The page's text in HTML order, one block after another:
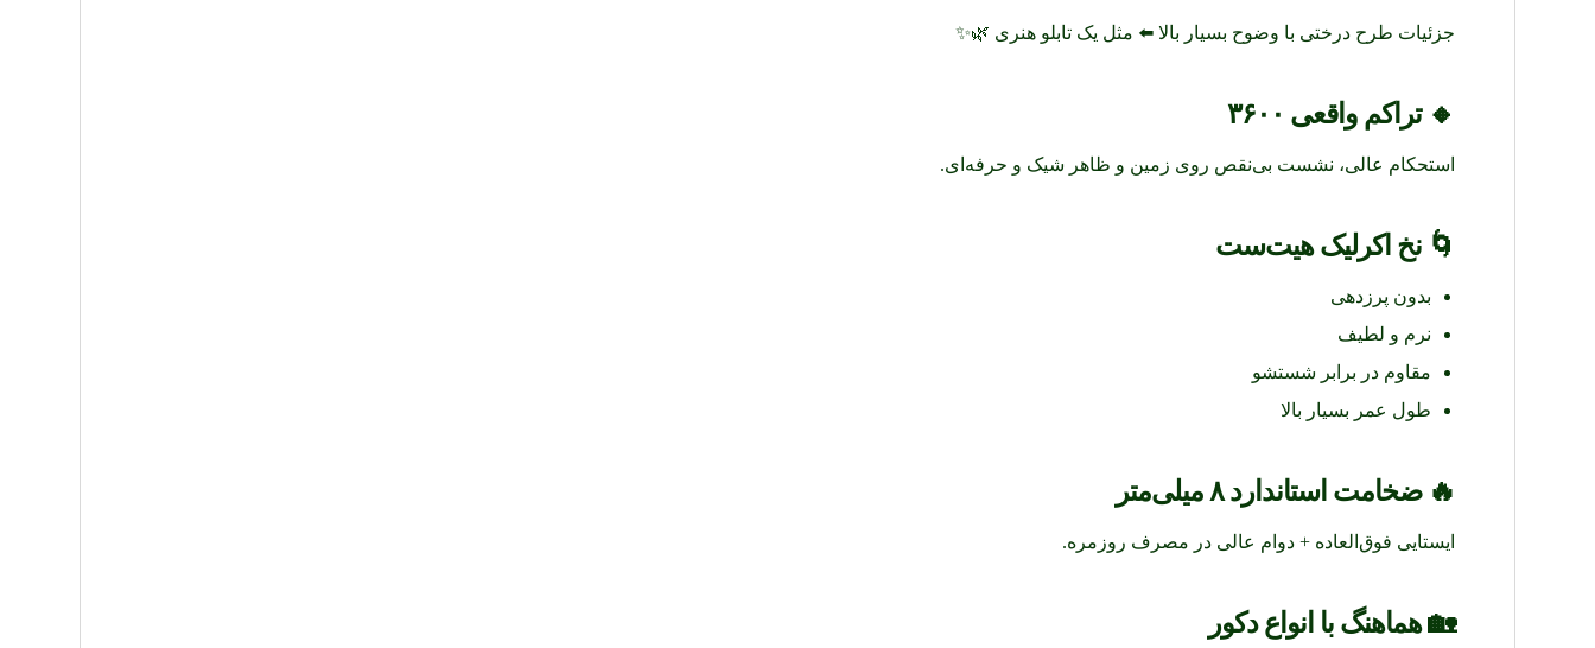
جزئیات طرح درختی با وضوح بسیار بالا ⬅️ مثل یک تابلو هنری 🌿✨
🔸تراکم واقعی ۳۶۰۰
استحکام عالی، نشست بی‌نقص روی زمین و ظاهر شیک و حرفه‌ای.
🌀نخ اکرلیک هیت‌ست
بدون پرزدهی
نرم و لطیف
مقاوم در برابر شستشو
طول عمر بسیار بالا
🔥ضخامت استاندارد ۸ میلی‌متر
ایستایی فوق‌العاده + دوام عالی در مصرف روزمره.
🏡هماهنگ با انواع دکور